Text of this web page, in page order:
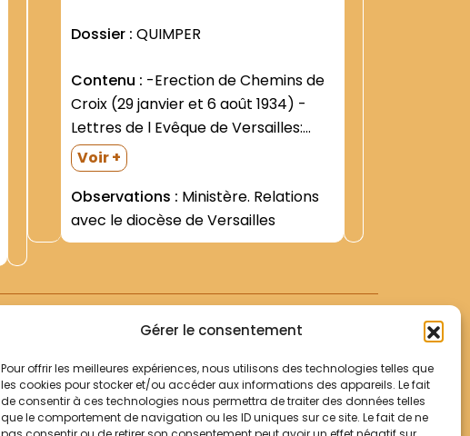
Gérer le consentement
Pour offrir les meilleures expériences, nous utilisons des technologies telles que
les cookies pour stocker et/ou accéder aux informations des appareils. Le fait
de consentir à ces technologies nous permettra de traiter des données telles
que le comportement de navigation ou les ID uniques sur ce site. Le fait de ne
Dossier : QUIMPER
Contenu :
Croix (29 janvier et 6 août 1934) -
Lettres de l Evêque de Versailles:
prise de contact avec les
Franciscains; ordination de clercs
étudiants; concession de pouvoirs
(1934- 1938- 1940- 1948) -Dossier de
l Evêché relatif aux...
Voir +
Observations : Ministère. Relations
avec le diocèse de Versailles
Votre panier